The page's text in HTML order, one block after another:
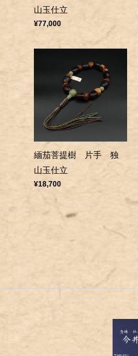
山玉仕立
¥77,000
緬茄菩提樹 片手 独
山玉仕立
¥18,700